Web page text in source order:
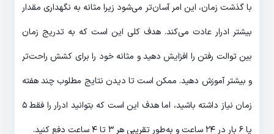
با گذشت زمان، این امر آسان‌تر می‌شود زیرا مثانه به نگهداری مقدار
بیشتر ادرار عادت می‌کند. هدف کلی این است که به تدریج زمان
بین توالت رفتن را افزایش دهید و مثانه خود را برای کشش راحت‌تر
و بیشتر آموزش دهید. ممکن است تا دیدن نتایج مطلوب چند هفته
زمان نیاز داشته باشید، اما هدف این است که بتوانید ادرار را فقط ۵
یا ۶ بار در ۲۴ ساعت و به‌طور تقریبی هر ۳ تا ۴ ساعت دفع کنید.